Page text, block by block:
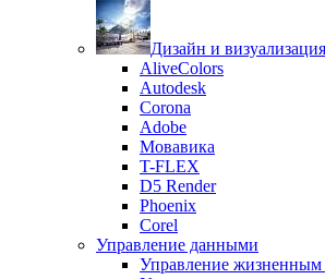
Дизайн и визуализация
AliveColors
Autodesk
Corona
Adobe
Мовавика
T-FLEX
D5 Render
Phoenix
Corel
Управление данными
Управление жизненным